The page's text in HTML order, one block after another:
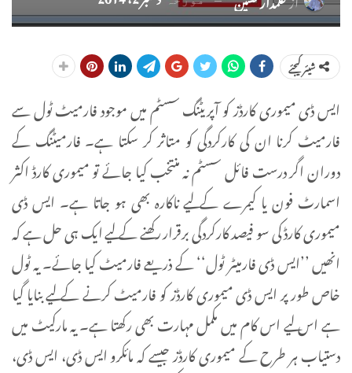
شیئر کیجئے
ایس ڈی میموری کارڈز کو آپریٹنگ سسٹم میں موجود فارمیٹ ٹول سے
فارمیٹ کرنا ان کی کارکردگی کو متاثر کر سکتا ہے۔ فارمیٹنگ کے
دوران اگر درست فائل سسٹم نہ منتخب کیا جائے تو میموری کارڈ اکثر
اسمارٹ فون یا کیمرے کے لیے ناکارہ بھی ہو جاتا ہے۔ ایس ڈی
میموری کارڈ کی سو فیصد کارکردگی برقرار رکھنے کے لیے ایک ہی حل ہے کہ
انھیں ’’ایس ڈی فارمیٹر ٹول‘‘ کے ذریعے فارمیٹ کیا جائے۔ یہ ٹول
خاص طور پر ایس ڈی میموری کارڈز کو فارمیٹ کرنے کے لیے بنایا گیا
ہے اس لیے اس کام میں مکمل مہارت بھی رکھتا ہے۔ یہ مارکیٹ میں
دستیاب ہر طرح کے میموری کارڈز جیسے کہ مائکرو ایس ڈی، ایس ڈی،